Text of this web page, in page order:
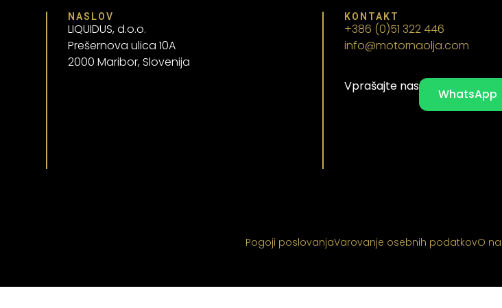
NASLOV
LIQUIDUS, d.o.o.
Prešernova ulica 10A
2000 Maribor, Slovenija
KONTAKT
+386 (0)51 322 446
info@motornaolja.com
Vprašajte nas
WhatsApp
Pogoji poslovanjaVarovanje osebnih podatkovO